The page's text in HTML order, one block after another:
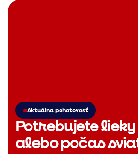
Aktuálna pohotovosť
Potrebujete
alebo počas